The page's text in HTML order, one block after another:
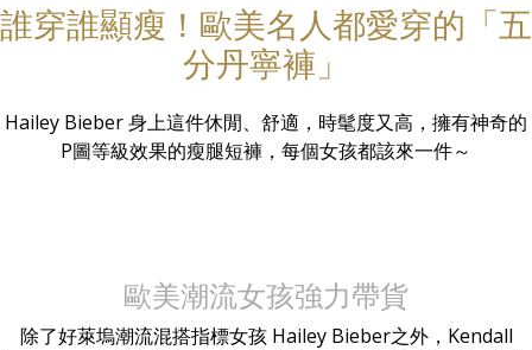
誰穿誰顯瘦！歐美名人都愛穿的「五
分丹寧褲」
Hailey Bieber 身上這件休閒、舒適，時髦度又高，擁有神奇的
P圖等級效果的瘦腿短褲，每個女孩都該來一件～
歐美潮流女孩強力帶貨
除了好萊塢潮流混搭指標女孩 Hailey Bieber之外，Kendall